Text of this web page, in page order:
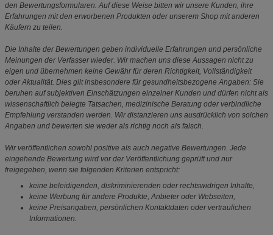
den Bewertungsformularen. Auf diese Weise bitten wir unsere Kunden, ihre
Erfahrungen mit den erworbenen Produkten oder unserem Shop mit anderen
Käufern zu teilen.
Die Inhalte der Bewertungen geben individuelle Erfahrungen und persönliche
Meinungen der Verfasser wieder. Wir machen uns diese Aussagen nicht zu
eigen und übernehmen keine Gewähr für deren Richtigkeit, Vollständigkeit
oder Aktualität. Dies gilt insbesondere für gesundheitsbezogene Angaben: Sie
beruhen auf subjektiven Einschätzungen einzelner Kunden und dürfen nicht als
wissenschaftlich belegte Tatsachen, medizinische Beratung oder verbindliche
Empfehlung verstanden werden. Wir distanzieren uns ausdrücklich von solchen
Angaben und bewerten sie weder als richtig noch als falsch.
Wir veröffentlichen sowohl positive als auch negative Bewertungen. Jede
eingehende Bewertung wird vor der Veröffentlichung geprüft und nur
freigegeben, wenn sie folgenden Kriterien entspricht:
keine beleidigenden, diskriminierenden oder rechtswidrigen Inhalte,
keine Werbung für andere Produkte, Anbieter oder Webseiten,
keine Preisangaben, persönlichen Kontaktdaten oder vertraulichen
Informationen.